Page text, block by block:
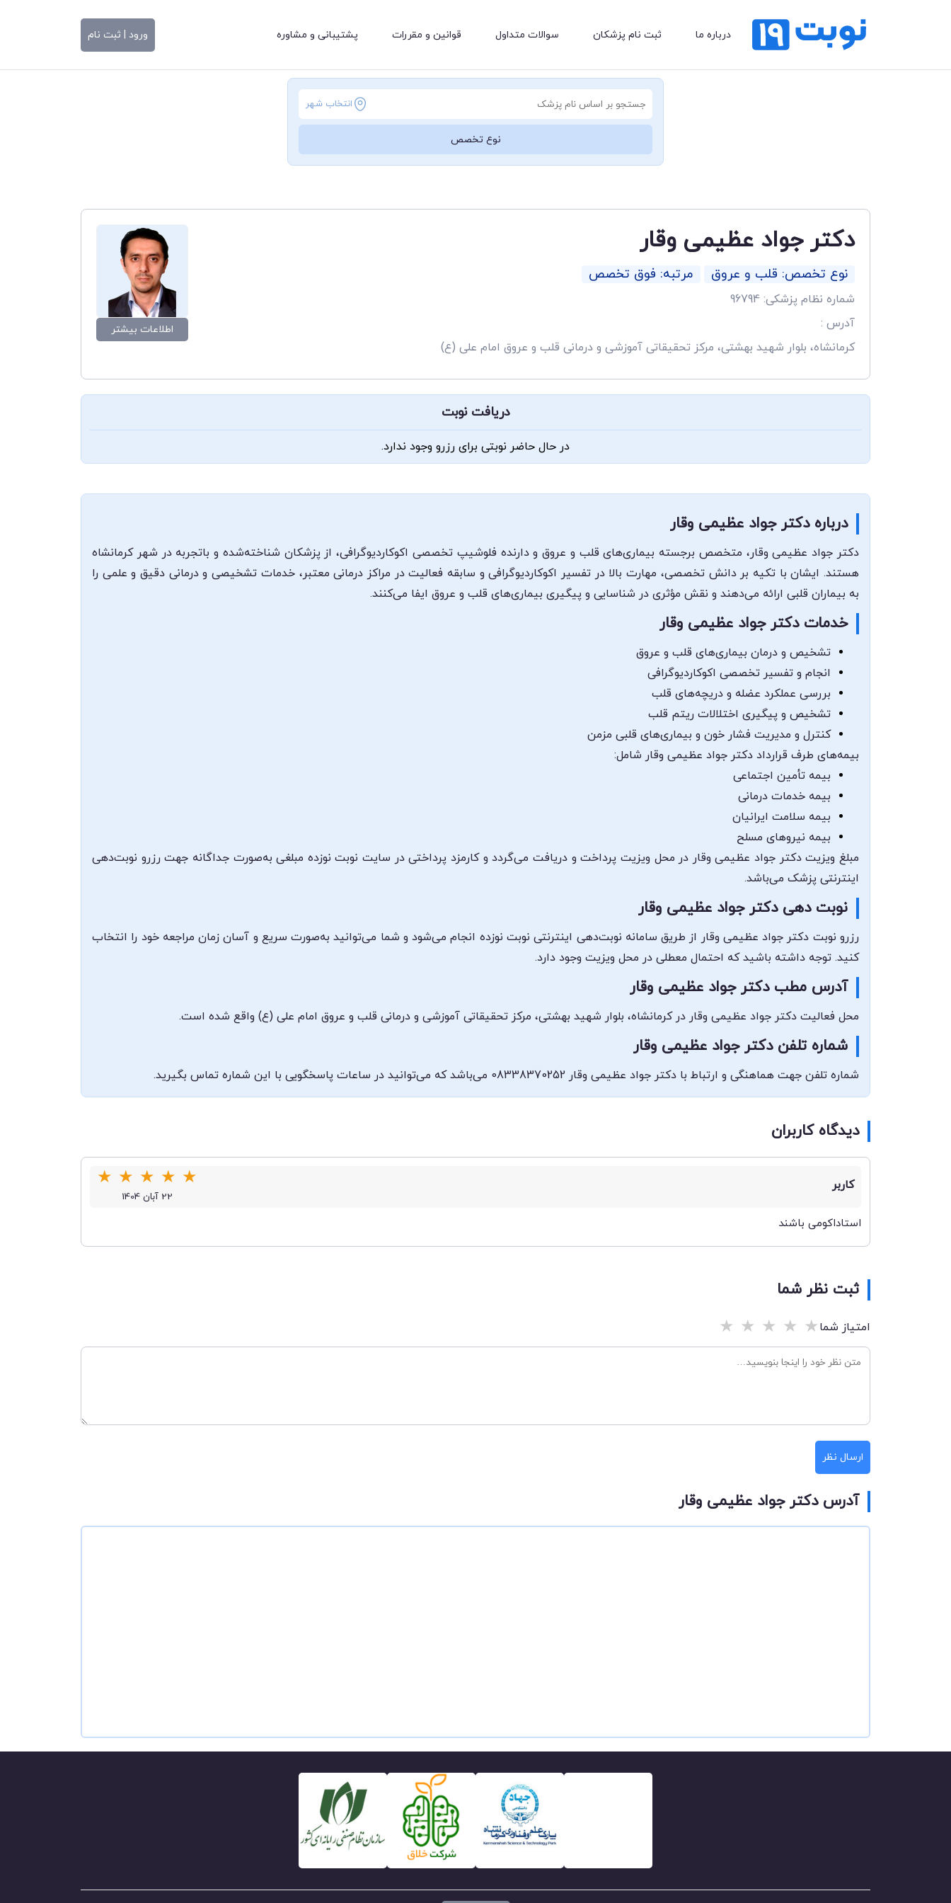
درباره ما ثبت نام پزشکان سوالات متداول قوانین و مقررات پشتیبانی و مشاوره ورود | ثبت نام
انتخاب شهر
نوع تخصص
دکتر جواد عظیمی وقار
نوع تخصص: قلب و عروق مرتبه: فوق تخصص
شماره نظام پزشکی: 96794
آدرس :
کرمانشاه، بلوار شهید بهشتی، مرکز تحقیقاتی آموزشی و درمانی قلب و عروق امام علی (ع)
اطلاعات بیشتر
دریافت نوبت
در حال حاضر نوبتی برای رزرو وجود ندارد.
درباره دکتر جواد عظیمی وقار
دکتر جواد عظیمی وقار، متخصص برجسته بیماری‌های قلب و عروق و دارنده فلوشیپ تخصصی اکوکاردیوگرافی، از پزشکان شناخته‌شده و باتجربه در شهر کرمانشاه
هستند. ایشان با تکیه بر دانش تخصصی، مهارت بالا در تفسیر اکوکاردیوگرافی و سابقه فعالیت در مراکز درمانی معتبر، خدمات تشخیصی و درمانی دقیق و علمی را
به بیماران قلبی ارائه می‌دهند و نقش مؤثری در شناسایی و پیگیری بیماری‌های قلب و عروق ایفا می‌کنند.
خدمات دکتر جواد عظیمی وقار
تشخیص و درمان بیماری‌های قلب و عروق
انجام و تفسیر تخصصی اکوکاردیوگرافی
بررسی عملکرد عضله و دریچه‌های قلب
تشخیص و پیگیری اختلالات ریتم قلب
کنترل و مدیریت فشار خون و بیماری‌های قلبی مزمن
بیمه‌های طرف قرارداد دکتر جواد عظیمی وقار شامل:
بیمه تأمین اجتماعی
بیمه خدمات درمانی
بیمه سلامت ایرانیان
بیمه نیروهای مسلح
مبلغ ویزیت دکتر جواد عظیمی وقار در محل ویزیت پرداخت و دریافت می‌گردد و کارمزد پرداختی در سایت نوبت نوزده مبلغی به‌صورت جداگانه جهت رزرو نوبت‌دهی
اینترنتی پزشک می‌باشد.
نوبت دهی دکتر جواد عظیمی وقار
رزرو نوبت دکتر جواد عظیمی وقار از طریق سامانه نوبت‌دهی اینترنتی نوبت نوزده انجام می‌شود و شما می‌توانید به‌صورت سریع و آسان زمان مراجعه خود را انتخاب
کنید. توجه داشته باشید که احتمال معطلی در محل ویزیت وجود دارد.
آدرس مطب دکتر جواد عظیمی وقار
محل فعالیت دکتر جواد عظیمی وقار در کرمانشاه، بلوار شهید بهشتی، مرکز تحقیقاتی آموزشی و درمانی قلب و عروق امام علی (ع) واقع شده است.
شماره تلفن دکتر جواد عظیمی وقار
شماره تلفن جهت هماهنگی و ارتباط با دکتر جواد عظیمی وقار 08338370252 می‌باشد که می‌توانید در ساعات پاسخگویی با این شماره تماس بگیرید.
دیدگاه کاربران
کاربر ★
★
★
★
★
22 آبان 1404
استاداکومی باشند
ثبت نظر شما
امتیاز شما★
★
★
★
★
ارسال نظر
آدرس دکتر جواد عظیمی وقار